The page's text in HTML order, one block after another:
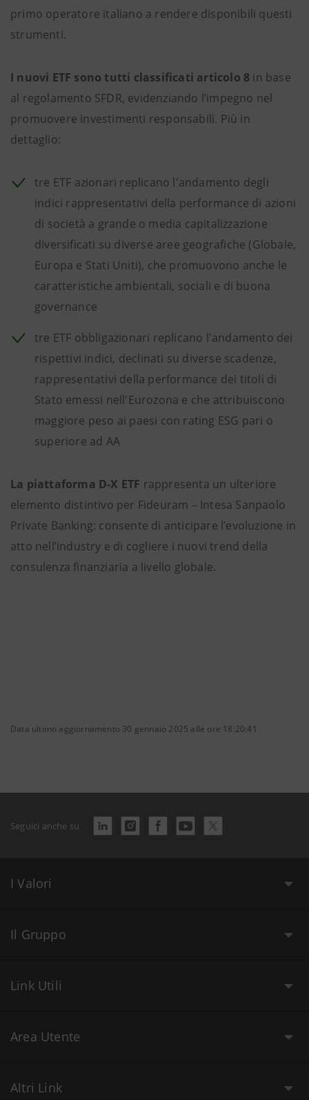
primo operatore italiano a rendere disponibili questi
strumenti.
I nuovi ETF sono tutti classificati articolo 8 in base
al regolamento SFDR, evidenziando l’impegno nel
promuovere investimenti responsabili. Più in
dettaglio:
tre ETF azionari replicano l'andamento degli
indici rappresentativi della performance di azioni
di società a grande o media capitalizzazione
diversificati su diverse aree geografiche (Globale,
Europa e Stati Uniti), che promuovono anche le
caratteristiche ambientali, sociali e di buona
governance
tre ETF obbligazionari replicano l'andamento dei
rispettivi indici, declinati su diverse scadenze,
rappresentativi della performance dei titoli di
Stato emessi nell'Eurozona e che attribuiscono
maggiore peso ai paesi con rating ESG pari o
superiore ad AA
La piattaforma D-X ETF rappresenta un ulteriore
elemento distintivo per Fideuram – Intesa Sanpaolo
Private Banking: consente di anticipare l’evoluzione in
atto nell’industry e di cogliere i nuovi trend della
consulenza finanziaria a livello globale.
Data ultimo aggiornamento 30 gennaio 2025 alle ore 18:20:41
Seguici anche su
I Valori
Il Gruppo
Link Utili
Area Utente
Altri Link